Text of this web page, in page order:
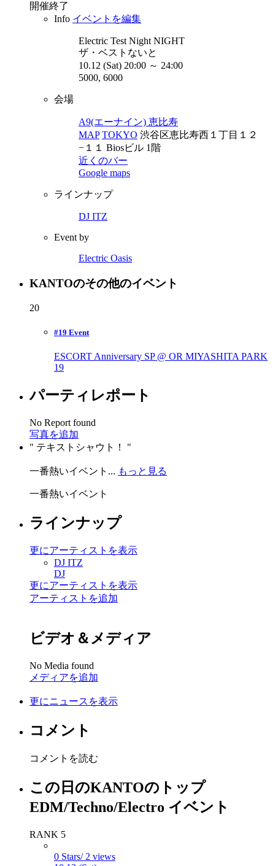
開催終了
Info イベントを編集
Electric Test Night NIGHT
ザ・ベストないと
10.12 (Sat) 20:00 ～ 24:00
5000, 6000
会場
A9(エーナイン) 恵比寿
MAP TOKYO 渋谷区恵比寿西１丁目１２
−１１ Biosビル 1階
近くのバー
Google maps
ラインナップ
DJ ITZ
Event by
Electric Oasis
KANTOのその他のイベント
20
#19 Event
ESCORT Anniversary SP @ OR MIYASHITA PARK
19
パーティレポート
No Report found
写真を追加
テキストシャウト！
一番熱いイベント... もっと見る
一番熱いイベント
ラインナップ
更にアーティストを表示
DJ ITZ
DJ
更にアーティストを表示
アーティストを追加
ビデオ＆メディア
No Media found
メディアを追加
更にニュースを表示
コメント
コメントを読む
この日のKANTOのトップ
EDM/Techno/Electro イベント
RANK 5
0 Stars/ 2 views